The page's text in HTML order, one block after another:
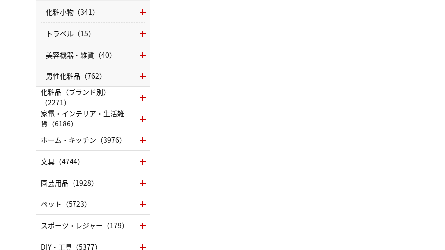
化粧小物（341）
トラベル（15）
美容機器・雑貨（40）
男性化粧品（762）
化粧品（ブランド別）
（2271）
家電・インテリア・生活雑
貨（6186）
ホーム・キッチン（3976）
文具（4744）
園芸用品（1928）
ペット（5723）
スポーツ・レジャー（179）
DIY・工具（5377）